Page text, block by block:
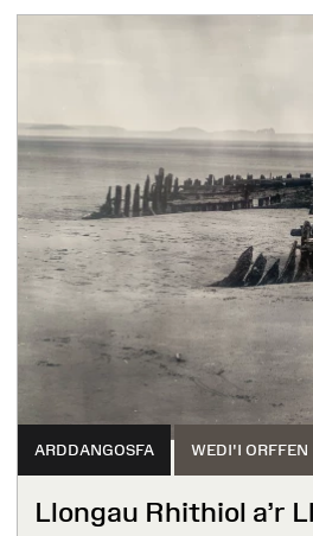
ARDDANGOSFA WEDI'I ORFFEN
Llongau Rhithiol a’r